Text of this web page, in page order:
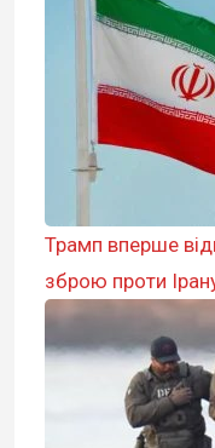
Трамп вперше
зброю проти